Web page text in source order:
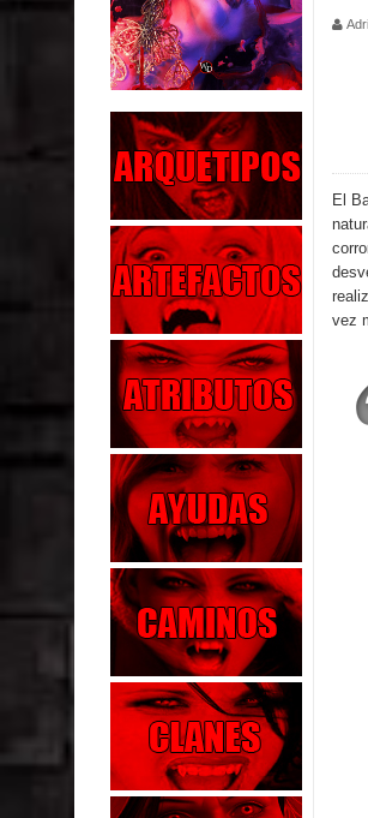
Parte 02: Los Muertos
Parte 01: Escondido a
Parte 02: El Enemigo de
Parte 06: Coletazos
Parte 05: Los Horrores
Parte 04: Oídos Sordos
Parte 03: La Traición
Parte 02: Vuelve el Hijo
Parte 03: Reflexiones
El
vez